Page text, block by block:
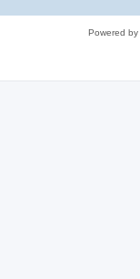
Powered by